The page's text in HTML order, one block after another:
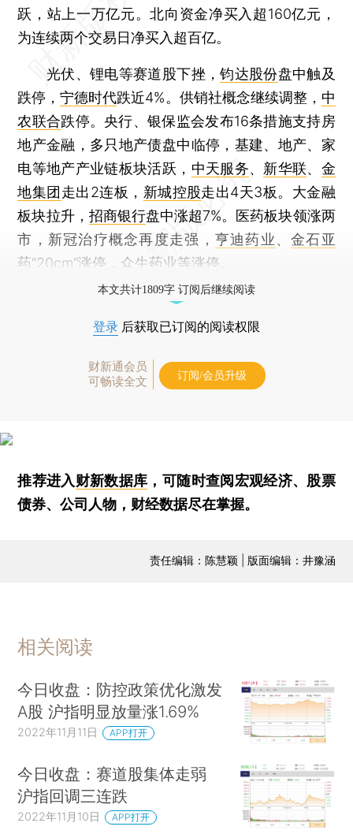
跃，站上一万亿元。北向资金净买入超160亿元，
为连续两个交易日净买入超百亿。
光伏、锂电等赛道股下挫，钧达股份盘中触及
跌停，宁德时代跌近4%。供销社概念继续调整， 中
农联合跌停。央行、银保监会发布16条措施支持房
地产金融，多只地产债盘中临停，基建、地产、家
电等地产产业链板块活跃， 中天服务、 新华联、 金
地集团 走出2连板， 新城控股走出4天3板。大金融
板块拉升， 招商银行盘中涨超7%。医药板块领涨两
市，新冠治疗概念再度走强， 亨迪药业、金石亚
药“20cm”涨停， 众生药业等涨停。
本文共计1809字 订阅后继续阅读
登录 后获取已订阅的阅读权限
财新通会员
可畅读全文
订阅/会员升级
推荐进入财新数据库 ，可随时查阅宏观经济、股票
债券、公司人物，财经数据尽在掌握。
责任编辑：陈慧颖 | 版面编辑：井豫涵
相关阅读
今日收盘：防控政策优化激发
A股 沪指明显放量涨1.69%
2022年11月11日 APP打开
今日收盘：赛道股集体走弱
沪指回调三连跌
2022年11月10日 APP打开